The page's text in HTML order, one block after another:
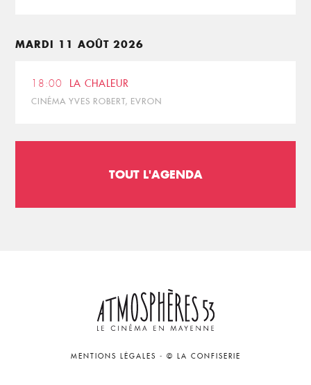
MARDI 11 AOÛT 2026
18:00 LA CHALEUR
CINÉMA YVES ROBERT, EVRON
TOUT L'AGENDA
MENTIONS LÉGALES - © LA CONFISERIE